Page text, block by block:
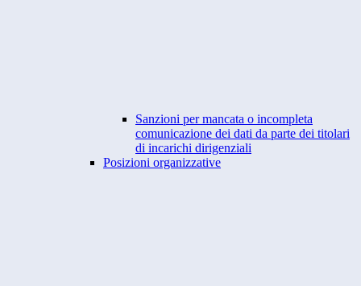
Sanzioni per mancata o incompleta
comunicazione dei dati da parte dei titolari
di incarichi dirigenziali
Posizioni organizzative